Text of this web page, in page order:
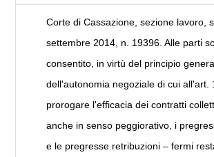
Corte di Cassazione, sezione lavoro,
settembre 2014, n. 19396. Alle parti
consentito, in virtù del principio
dell'autonomia negoziale di cui all'art.
prorogare l'efficacia dei contratti
anche in senso peggiorativo, i
e le pregresse retribuzioni – fermi